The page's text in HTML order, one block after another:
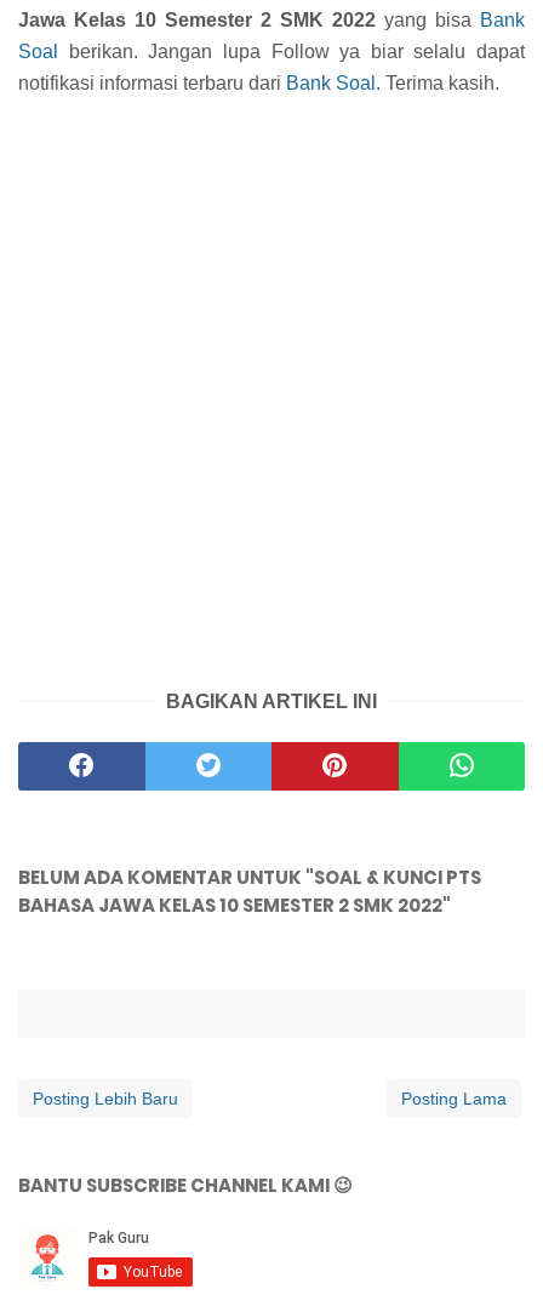
Jawa Kelas 10 Semester 2 SMK 2022 yang bisa Bank
Soal
berikan. Jangan lupa Follow ya biar selalu dapat
notifikasi informasi terbaru dari Bank Soal . Terima kasih.
BAGIKAN ARTIKEL INI
BELUM ADA KOMENTAR UNTUK "SOAL & KUNCI PTS
BAHASA JAWA KELAS 10 SEMESTER 2 SMK 2022"
Posting Lebih Baru Posting Lama
BANTU SUBSCRIBE CHANNEL KAMI 😉